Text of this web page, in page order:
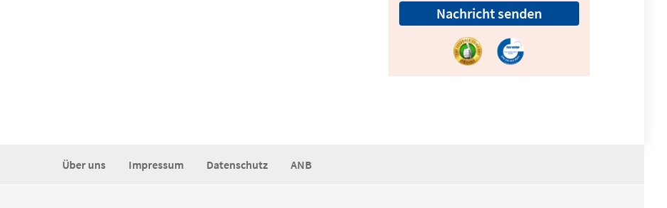
Nachricht senden
Über uns Impressum Datenschutz ANB